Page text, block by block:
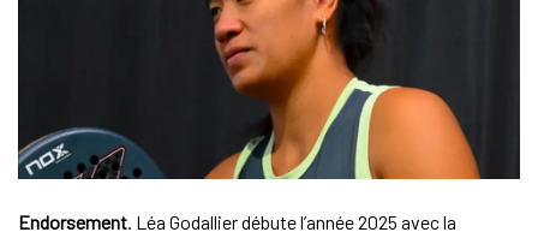
Endorsement. Léa Godallier débute l’année 2025 avec la